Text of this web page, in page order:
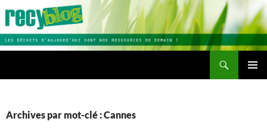
Aller
contenu
Archives par mot-clé : Cannes